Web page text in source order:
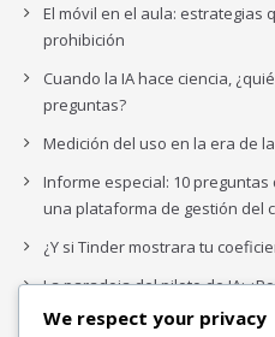
El móvil en el aula: estrategias
prohibición
Cuando la IA hace ciencia,
preguntas?
Medición del uso en la era de
Informe especial: 10
una plataforma de gestión del
¿Y si Tinder mostrara tu
La paradoja del piloto de IA:
complejidad de la IA
We respect your privacy